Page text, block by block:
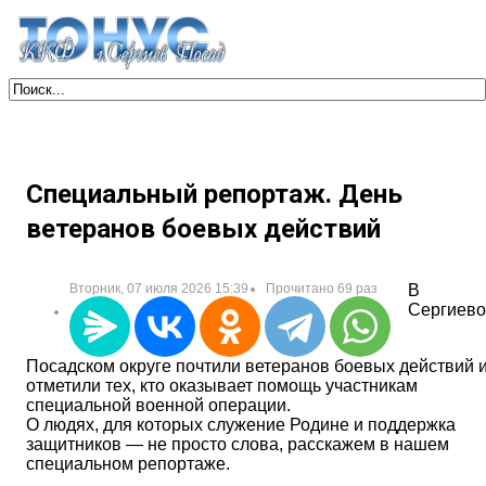
Специальный репортаж. День
ветеранов боевых действий
Вторник, 07 июля 2026 15:39 Прочитано 69 раз
В
Посадском округе почтили ветеранов боевых действий
отметили тех, кто оказывает помощь участникам
специальной военной операции.
О людях, для которых служение Родине и поддержка
защитников — не просто слова, расскажем в нашем
специальном репортаже.